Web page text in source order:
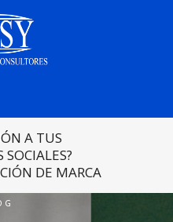
A TUS
SOCIALES?
DE MARCA